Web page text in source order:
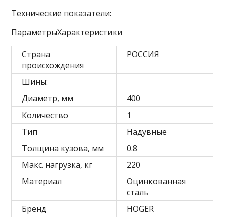
Технические показатели:
ПараметрыХарактеристики
Страна
происхождения
РОССИЯ
Шины:
Диаметр, мм
400
Количество
1
Тип
Надувные
Толщина кузова, мм
0.8
Макс. нагрузка, кг
220
Материал
Оцинкованная
сталь
Бренд
HOGER